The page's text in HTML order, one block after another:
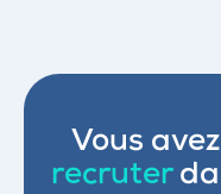
Vous
recruter